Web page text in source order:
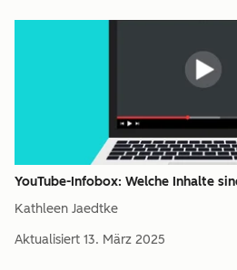
YouTube-Infobox: Welche Inhalte
Kathleen Jaedtke
Aktualisiert 13. März 2025